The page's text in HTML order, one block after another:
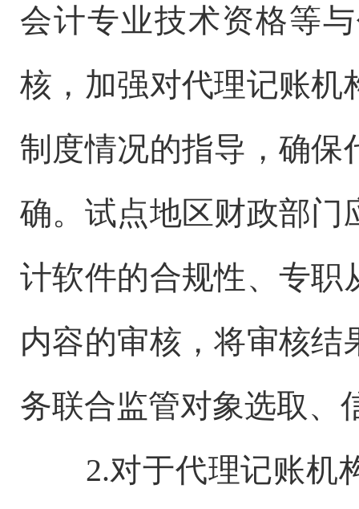
会计专业技术资格等
核，加强对代理记账机
制度情况的指导，确保
确。试点地区财政部门
计软件的合规性、专职
内容的审核，将审核
务联合监管对象选取、
2.对于代理记账机